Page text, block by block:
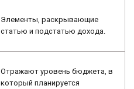
Элементы, раскрывающие
статью и подстатью дохода.
Отражают уровень бюджета, в
который планируется